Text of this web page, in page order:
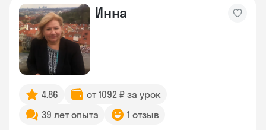
Инна
4.86
от 1092 ₽ за урок
39 лет опыта
1 отзыв